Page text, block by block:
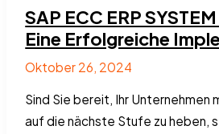
SAP ECC ERP
Eine Erfolgreiche
Oktober 26, 2024
Sind Sie bereit, Ihr Unternehmen
auf die nächste Stufe zu heben,